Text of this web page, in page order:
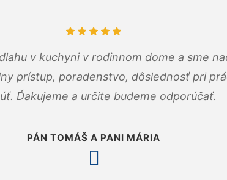
v kuchyni v rodinnom dome a sme
prístup, poradenstvo, dôslednosť pri
Ďakujeme a určite budeme odporúčať.
PÁN TOMÁŠ A PANI MÁRIA